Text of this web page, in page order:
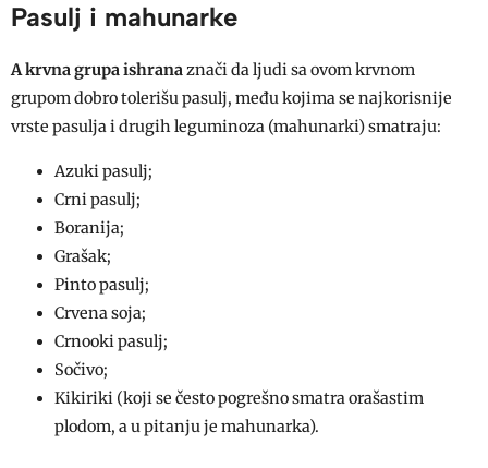
Pasulj i mahunarke
A krvna grupa ishranaznači da ljudi sa ovom krvnom
grupom dobro tolerišu pasulj, među kojima se najkorisnije
vrste pasulja i drugih leguminoza (mahunarki) smatraju:
Azuki pasulj;
Crni pasulj;
Boranija;
Grašak;
Pinto pasulj;
Crvena soja;
Crnooki pasulj;
Sočivo;
Kikiriki (koji se često pogrešno smatra orašastim
plodom, a u pitanju je mahunarka).